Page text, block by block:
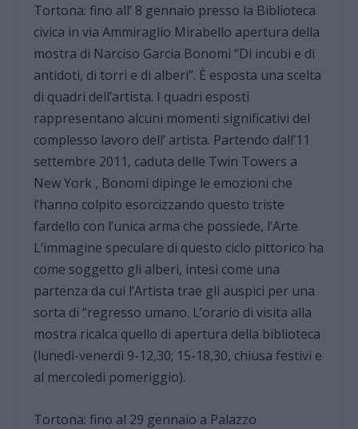
Tortona: fino all’ 8 gennaio presso la Biblioteca
civica in via Ammiraglio Mirabello apertura della
mostra di Narciso Garcia Bonomi “Di incubi e di
antidoti, di torri e di alberi”. È esposta una scelta
di quadri dell’artista. I quadri esposti
rappresentano alcuni momenti significativi del
complesso lavoro dell’ artista. Partendo dall’11
settembre 2011, caduta delle Twin Towers a
New York , Bonomi dipinge le emozioni che
l’hanno colpito esorcizzando questo triste
fardello con l’unica arma che possiede, l’Arte
L’immagine speculare di questo ciclo pittorico ha
come soggetto gli alberi, intesi come una
partenza da cui l’Artista trae gli auspici per una
sorta di “regresso umano. L’orario di visita alla
mostra ricalca quello di apertura della biblioteca
(lunedì-venerdì 9-12,30; 15-18,30, chiusa festivi e
al mercoledì pomeriggio).
Tortona: fino al 29 gennaio a Palazzo